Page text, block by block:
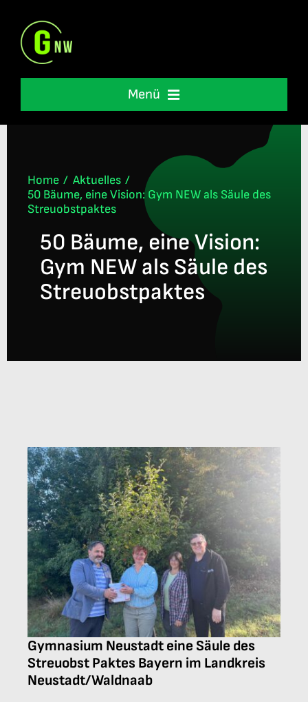
content
Menü
Unterstützung
Informationen
Home
Aktuelles
50 Bäume, eine Vision: Gym NEW als Säule des
Streuobstpaktes
50 Bäume, eine Vision:
Gym NEW als Säule des
Streuobstpaktes
Gymnasium Neustadt eine Säule des
Streuobst Paktes Bayern im Landkreis
Neustadt/Waldnaab